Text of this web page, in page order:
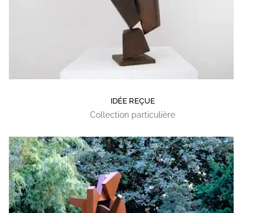
IDÉE REÇUE
Collection particulière